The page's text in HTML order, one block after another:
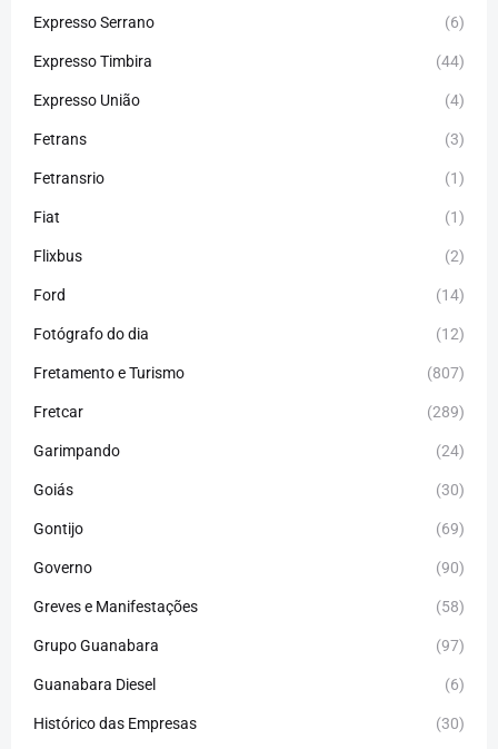
Expresso Serrano (6)
Expresso Timbira (44)
Expresso União (4)
Fetrans (3)
Fetransrio (1)
Fiat (1)
Flixbus (2)
Ford (14)
Fotógrafo do dia (12)
Fretamento e Turismo (807)
Fretcar (289)
Garimpando (24)
Goiás (30)
Gontijo (69)
Governo (90)
Greves e Manifestações (58)
Grupo Guanabara (97)
Guanabara Diesel (6)
Histórico das Empresas (30)